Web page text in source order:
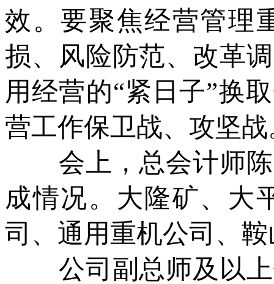
效。要聚焦经营管理
损、风险防范、改革
用经营的“紧日子”换
营工作保卫战、攻坚战
会上，总会计师陈
成情况。大隆矿、大
司、通用重机公司、
公司副总师及以上